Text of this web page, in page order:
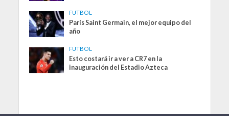
FUTBOL
París Saint Germain, el mejor equipo del
año
FUTBOL
Esto costará ir a ver a CR7 en la
inauguración del Estadio Azteca